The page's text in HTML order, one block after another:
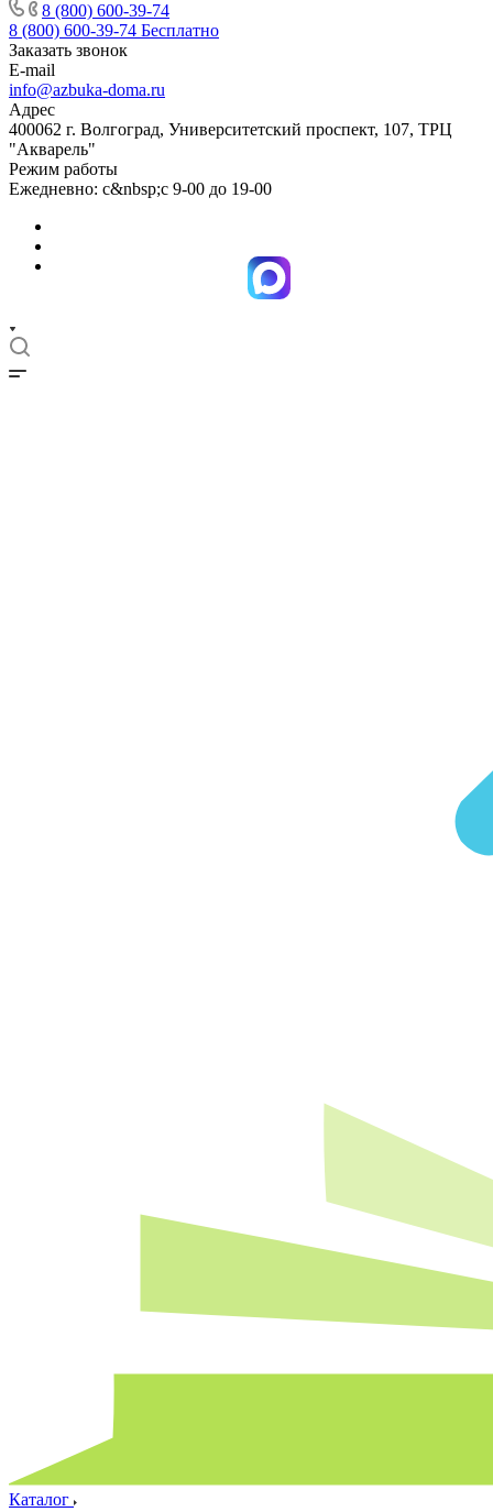
8 (800) 600-39-74
8 (800) 600-39-74 Бесплатно
Заказать звонок
E-mail
info@azbuka-doma.ru
Адрес
400062 г. Волгоград, Университетский проспект, 107, ТРЦ
"Акварель"
Режим работы
Ежедневно: с&nbsp;с 9-00 до 19-00
Каталог